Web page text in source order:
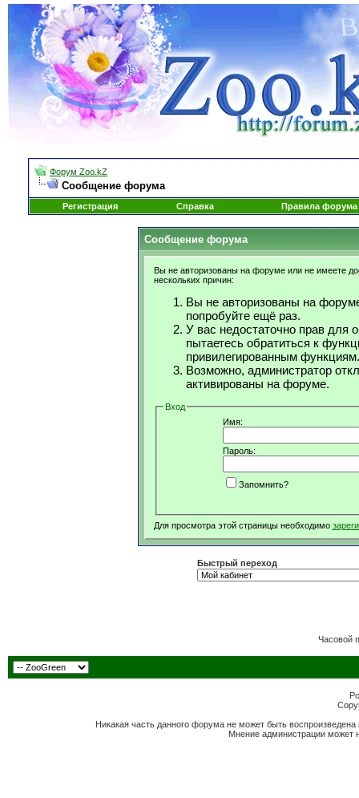
Форум Zoo.kZ
Сообщение форума
Регистрация Справка Правила форума
Сообщение форума
Вы не авторизованы на форуме или не имеете
нескольких причин:
Вы не авторизованы на
попробуйте ещё раз.
У вас недостаточно прав для
пытаетесь обратиться к
привилегированным функциям.
Возможно, администратор
активированы на форуме.
Вход
Имя:
Пароль:
Запомнить?
Для просмотра этой страницы необходимо
Быстрый переход
Часовой
Никакая часть данного форума не может быть
Мнение администрации может